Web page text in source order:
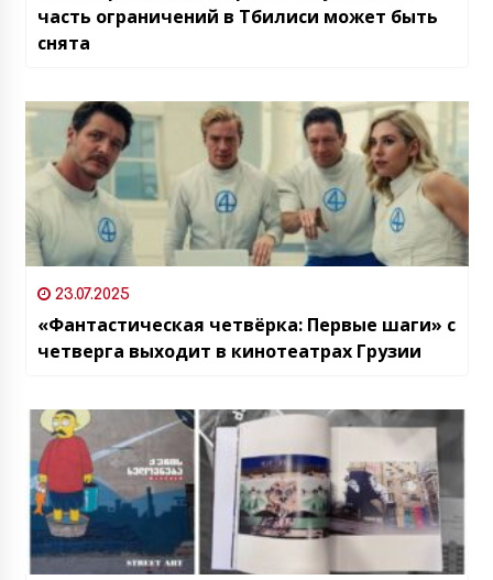
часть ограничений в Тбилиси может быть
снята
23.07.2025
«Фантастическая четвёрка: Первые шаги» с
четверга выходит в кинотеатрах Грузии